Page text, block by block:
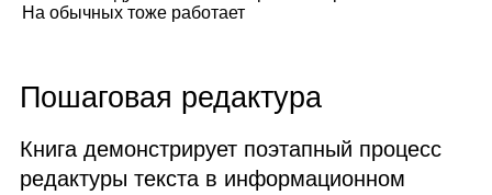
На обычных тоже работает
Пошаговая редактура
Книга демонстрирует поэтапный процесс
редактуры текста в информационном